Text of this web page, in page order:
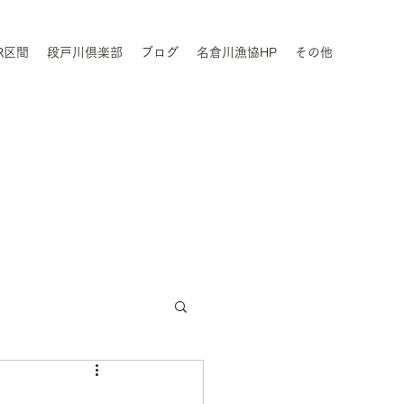
区間 段戸川倶楽部 ブログ 名倉川漁協HP その他